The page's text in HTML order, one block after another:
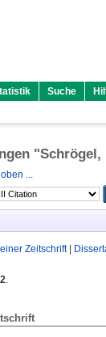
Suche
"Schrögel,
...
Zeitschrift|
2.